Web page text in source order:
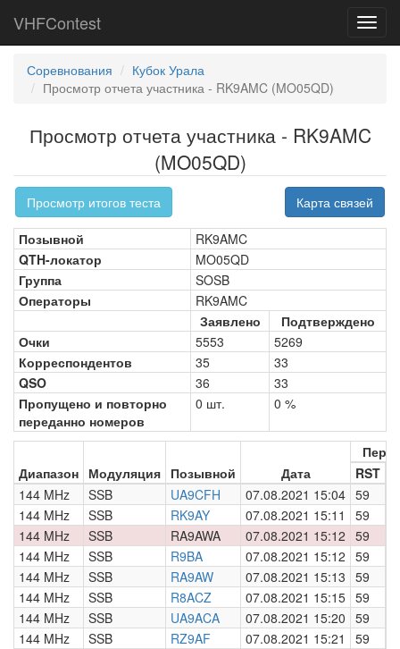
VHFContest
Соревнования
Кубок Урала
Просмотр отчета участника - RK9AMC (MO05QD)
Просмотр отчета участника - RK9AMC
(MO05QD)
Просмотр итогов теста Карта связей
Позывной
RK9AMC
QTH-локатор
MO05QD
Группа
SOSB
Операторы
RK9AMC
Заявлено
Подтверждено
Очки
5553
5269
Корреспондентов
35
33
QSO
36
33
Пропущено и повторно
переданно номеров
0 шт. 0 %
Диапазон Модуляция Позывной Дата
RST
144 MHz
SSB UA9CFH 07.08.2021 15:04 59
144 MHz
SSB RK9AY 07.08.2021 15:11 59
144 MHz
SSB RA9AWA 07.08.2021 15:12 59
144 MHz
SSB R9BA 07.08.2021 15:12 59
144 MHz
SSB RA9AW 07.08.2021 15:13 59
144 MHz
SSB R8ACZ 07.08.2021 15:15 59
144 MHz
SSB UA9ACA 07.08.2021 15:20 59
144 MHz
SSB RZ9AF 07.08.2021 15:21 59